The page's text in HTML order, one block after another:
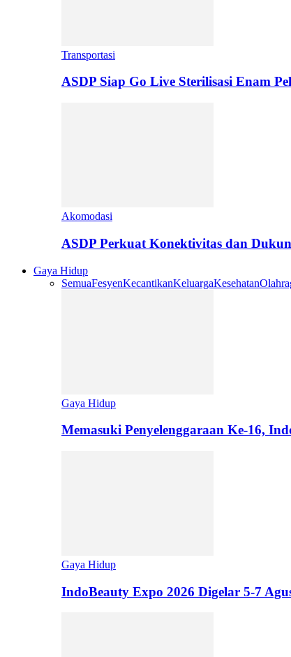
Transportasi
ASDP Siap Go Live Sterilisasi Enam
Akomodasi
ASDP Perkuat Konektivitas dan
Gaya Hidup
SemuaFesyenKecantikanKeluargaKesehatan
Gaya Hidup
Memasuki Penyelenggaraan Ke-16,
Gaya Hidup
IndoBeauty Expo 2026 Digelar 5-7